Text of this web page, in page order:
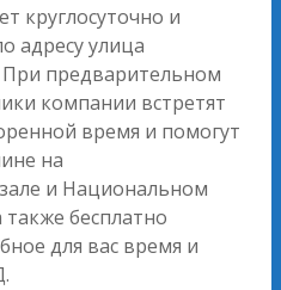
круглосуточно и
адресу улица
При предварительном
компании встретят
время и помогут
на
и Национальном
бесплатно
для вас время и